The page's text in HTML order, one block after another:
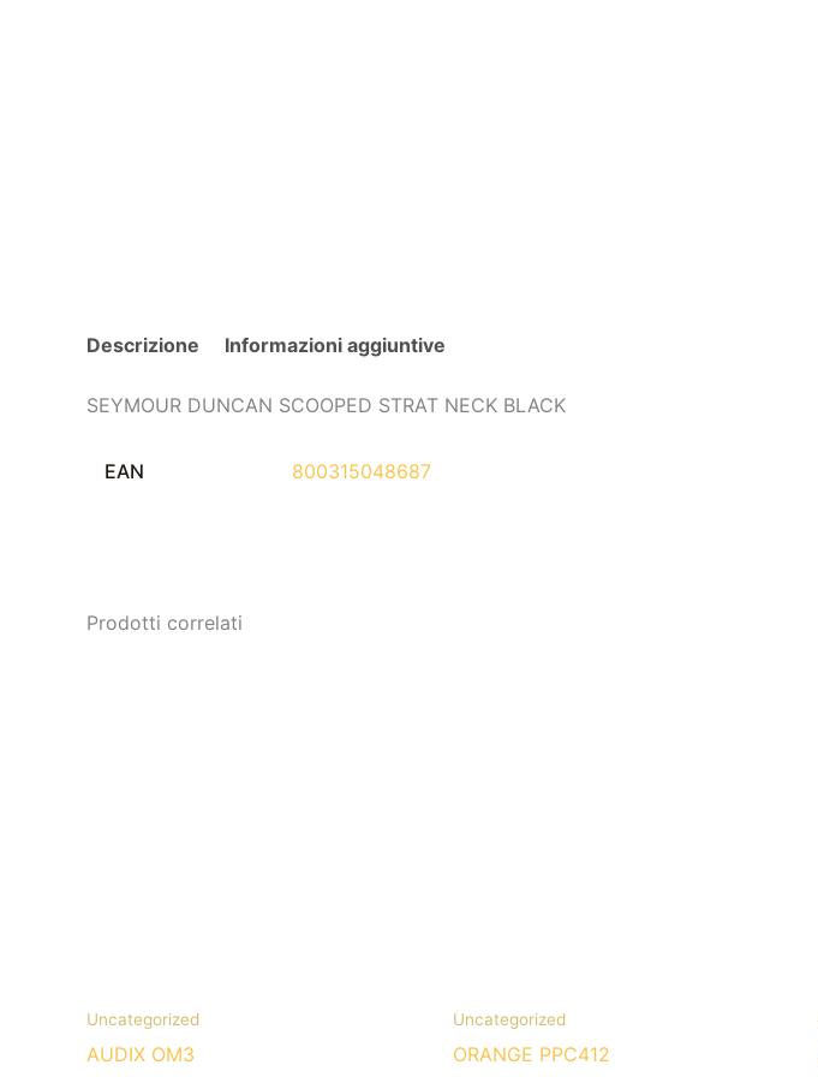
Descrizione Informazioni aggiuntive
SEYMOUR DUNCAN SCOOPED STRAT NECK BLACK
EAN 800315048687
Prodotti correlati
Uncategorized
AUDIX OM3
Uncategorized
ORANGE PPC412